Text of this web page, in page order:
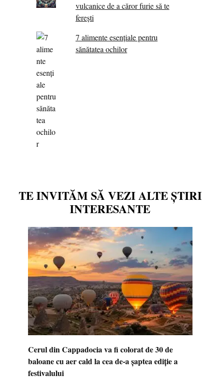
vulcanice de a căror furie să te
ferești
7 alimente esenţiale pentru
sănătatea ochilor
TE INVITĂM SĂ VEZI ALTE ȘTIRI
INTERESANTE
Cerul din Cappadocia va fi colorat de 30 de
baloane cu aer cald la cea de-a șaptea ediție a
festivalului